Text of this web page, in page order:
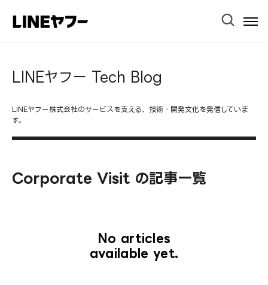
LINEヤフー Tech Blog
LINEヤフー株式会社のサービスを支える、技術・開発文化を発信していま
す。
Corporate Visit の記事一覧
No articles
available yet.